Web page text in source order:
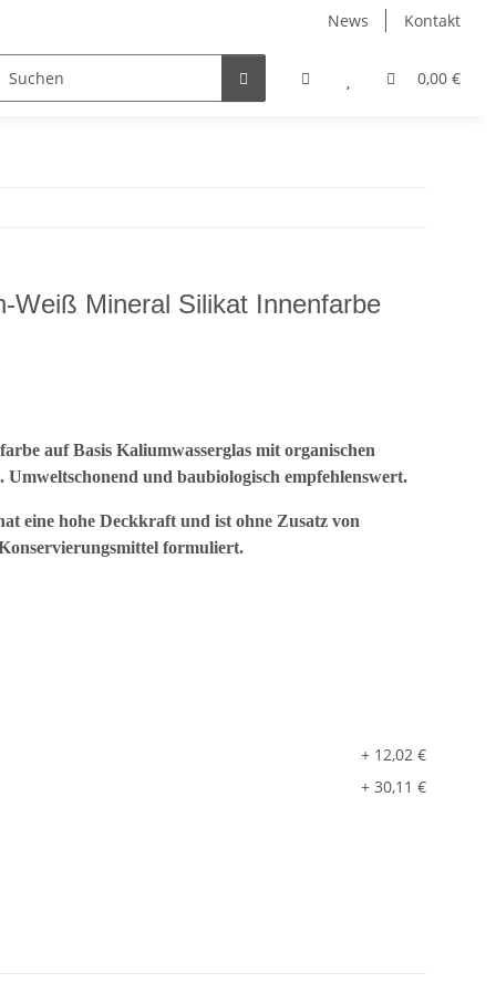
News Kontakt
0,00 €
Wachse, Öle, Innenlasuren Zubehör
Weiß Mineral Silikat Innenfarbe
auf Basis Kaliumwasserglas mit organischen
und baubiologisch empfehlenswert.
eine hohe Deckkraft und ist ohne Zusatz von
formuliert.
+ 12,02 €
+ 30,11 €